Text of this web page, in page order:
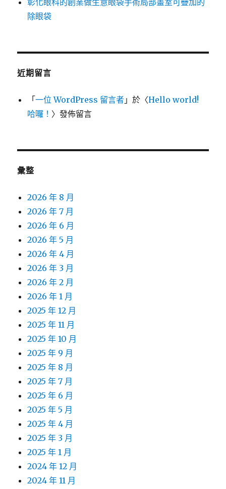
彰化眼科的創業做生意眼袋手術局部畫室可疊加的
除眼袋
近期留言
「一位 WordPress 留言者 」於〈Hello world!
哈囉！ 〉發佈留言
彙整
2026 年 8 月
2026 年 7 月
2026 年 6 月
2026 年 5 月
2026 年 4 月
2026 年 3 月
2026 年 2 月
2026 年 1 月
2025 年 12 月
2025 年 11 月
2025 年 10 月
2025 年 9 月
2025 年 8 月
2025 年 7 月
2025 年 6 月
2025 年 5 月
2025 年 4 月
2025 年 3 月
2025 年 1 月
2024 年 12 月
2024 年 11 月